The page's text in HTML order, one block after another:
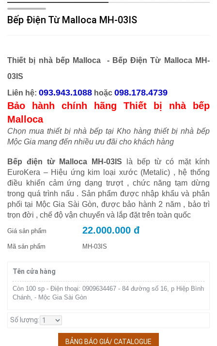
Bếp Điện Từ Malloca MH-03IS
Thiết bị nhà bếp Malloca - Bếp Điện Từ Malloca MH-
03IS
Liên hệ: 093.943.1088 hoặc 098.178.4739
Bảo hành chính hãng Thiết bị nhà bếp
Malloca
Chọn mua thiết bị nhà bếp tại Kho hàng thiết bị nhà bếp
Mộc Gia mang đến nhiều ưu đãi cho khách hàng
Bếp điện từ Malloca MH-03IS là bếp từ có mặt kính
EuroKera – Hiệu ứng kim loại xước (Metalic) , hệ thống
điều khiển cảm ứng dạng trượt , chức năng tạm dừng
trong quá trình nấu . Sản phẩm được nhập khẩu và phân
phối tại Mộc Gia Sài Gòn, được bảo hành 2 năm , bảo trì
trọn đời , chế độ vận chuyển và lắp đặt trên toàn quốc
Giá sản phẩm 22.000.000 đ
Mã sản phẩm MH-03IS
Tên cửa hàng
Còn 100 sp - Điện thoại: 0909634467 - 84 đường số 16, p Hiệp Bình
Chánh, - Mộc Gia Sài Gòn
Số lượng:
BẢNG BÁO GIÁ/ CATALOGUE